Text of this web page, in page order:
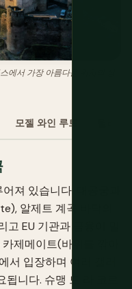
에서 가장 아름다운 위치의 성
모젤 와인 루트
져 있습니다. 대공궁과
알제트 계곡 바닥의
EU 기관과 금융이 밀
제메이트(바위를 깎아
서 입장하며 여러 갤러
니다. 슈맹 드 라 코르